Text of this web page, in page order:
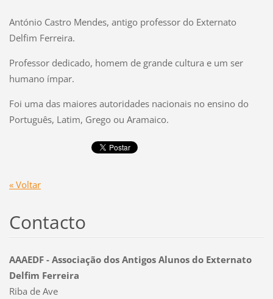
António Castro Mendes, antigo professor do Externato
Delfim Ferreira.
Professor dedicado, homem de grande cultura e um ser
humano ímpar.
Foi uma das maiores autoridades nacionais no ensino do
Português, Latim, Grego ou Aramaico.
« Voltar
Contacto
AAAEDF - Associação dos Antigos Alunos do Externato
Delfim Ferreira
Riba de Ave